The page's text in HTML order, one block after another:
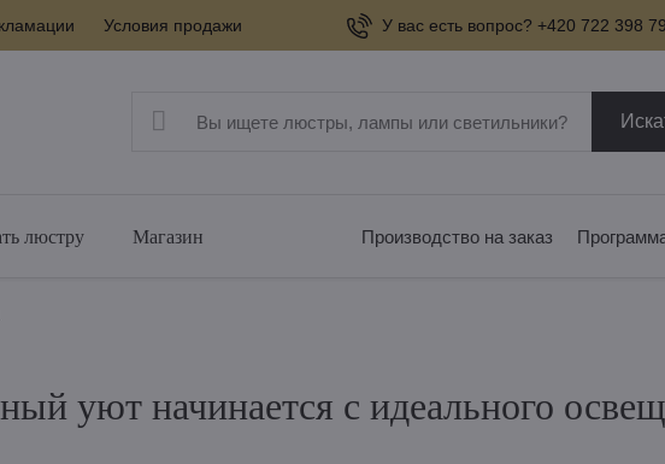
Условия продажи У вас есть вопрос? +420 722 398
люстру Магазин Производство на заказ
уют начинается с идеального